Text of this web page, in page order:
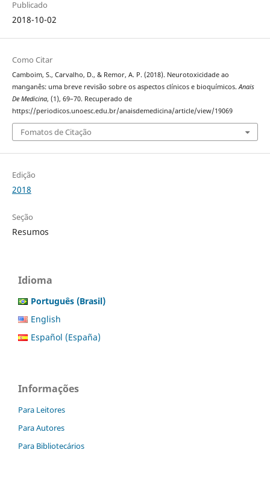
Publicado
2018-10-02
Como Citar
Camboim, S., Carvalho, D., & Remor, A. P. (2018). Neurotoxicidade ao
manganês: uma breve revisão sobre os aspectos clínicos e bioquímicos. Anais
De Medicina, (1), 69–70. Recuperado de
https://periodicos.unoesc.edu.br/anaisdemedicina/article/view/19069
Fomatos de Citação
Edição
2018
Seção
Resumos
Idioma
Português (Brasil)
English
Español (España)
Informações
Para Leitores
Para Autores
Para Bibliotecários